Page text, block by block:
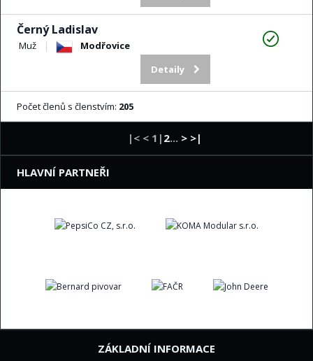
Černý Ladislav
Muž
Modřovice
Detaily
Počet členů s členstvím: 205
|< < 1| 2... > >|
HLAVNÍ PARTNEŘI
ZÁKLADNÍ INFORMACE